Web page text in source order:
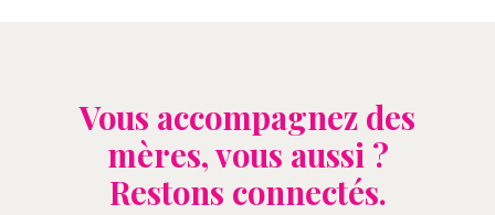
Vous accompagnez des
mères, vous aussi ?
Restons connectés.